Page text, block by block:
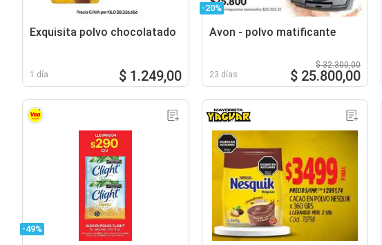
Exquisita polvo chocolatado
1 día $ 1.249,00
-20%
Avon - polvo matificante
23 días
$ 32.300,00
$ 25.800,00
-49%